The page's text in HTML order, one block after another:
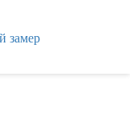
замер